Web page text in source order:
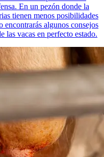
En un pezón donde la
tienen menos posibilidades
encontrarás algunos consejos
las vacas en perfecto estado.